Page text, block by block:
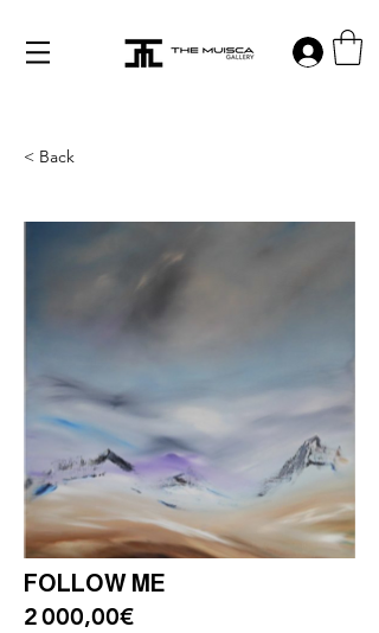
Log in
< Back
FOLLOW ME
2 000,00€